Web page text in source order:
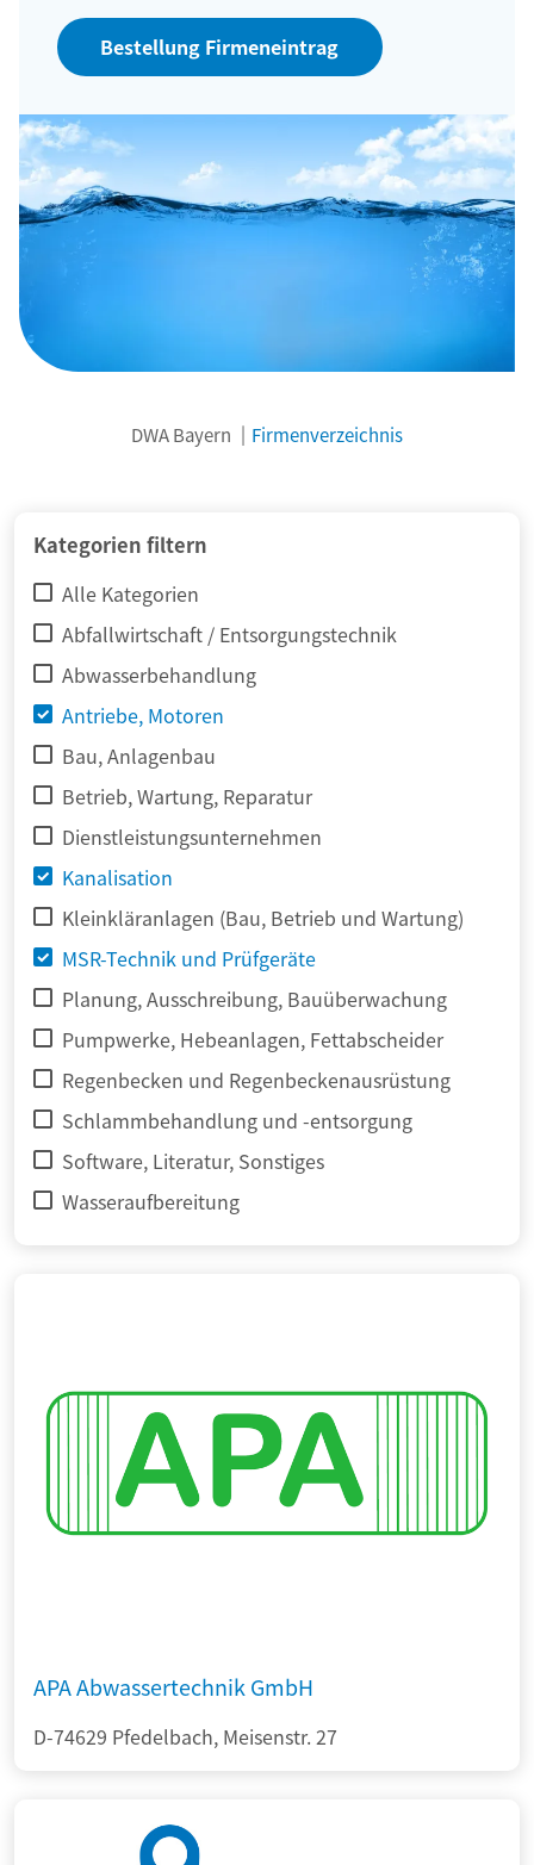
Bestellung Firmeneintrag
DWA Bayern Firmenverzeichnis
Kategorien filtern
Alle Kategorien
Abfallwirtschaft / Entsorgungstechnik
Abwasserbehandlung
Antriebe, Motoren
Bau, Anlagenbau
Betrieb, Wartung, Reparatur
Dienstleistungsunternehmen
Kanalisation
Kleinkläranlagen (Bau, Betrieb und Wartung)
MSR-Technik und Prüfgeräte
Planung, Ausschreibung, Bauüberwachung
Pumpwerke, Hebeanlagen, Fettabscheider
Regenbecken und Regenbeckenausrüstung
Schlammbehandlung und -entsorgung
Software, Literatur, Sonstiges
Wasseraufbereitung
APA Abwassertechnik GmbH
D-74629 Pfedelbach, Meisenstr. 27